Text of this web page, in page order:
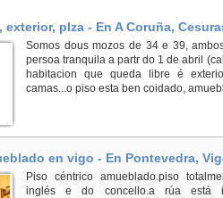
plza - En A Coruña,
Somos dous mozos de 34 e 39,
persoa tranquila a partr do 1 de abril
habitacion que queda libre é
camas...o piso esta ben coidado,
en vigo - En Pontevedra,
Piso céntrico amueblado.piso
inglés e do concello.a rúa está